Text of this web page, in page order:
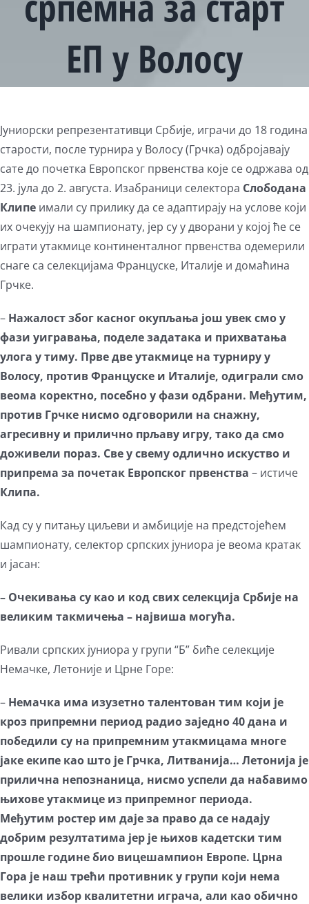
ЕП у Волосу
Јуниорски репрезентативци Србије, играчи до 18 година
старости, после турнира у Волосу (Грчка) одбројавају
сате до почетка Европског првенства које се одржава од
23. јула до 2. августа. Изабраници селектора Слободана
Клипе имали су прилику да се адаптирају на услове који
их очекују на шампионату, јер су у дворани у којој ће се
играти утакмице континенталног првенства одемерили
снаге са селекцијама Француске, Италије и домаћина
Грчке.
– Нажaлост због касног окупљања још увек смо у
фази уигравања, поделе задатака и прихватања
улога у тиму. Прве две утакмице на турниру у
Волосу, против Француске и Италије, одиграли смо
веома коректно, посебно у фази одбрани. Међутим,
против Грчке нисмо одговорили на снажну,
агресивну и прилично прљаву игру, тако да смо
доживели пораз. Све у свему одлично искуство и
припрема за почетак Европског првенства – истиче
Клипа.
Кад су у питању циљеви и амбиције на предстојећем
шампионату, селектор српских јуниора је веома кратак
и јасан:
– Очекивања су као и код свих селекција Србије на
великим такмичења – највиша могућа.
Ривали српских јуниора у групи “Б” биће селекције
Немачке, Летоније и Црне Горе:
– Немачка има изузетно талентован тим који је
кроз припремни период радио заједно 40 дана и
победили су на припремним утакмицама многе
јаке екипе као што је Грчка, Литванија… Летонија је
прилична непознаница, нисмо успели да набавимо
њихове утакмице из припремног периода.
Међутим ростер им даје за право да се надају
добрим резултатима јер је њихов кадетски тим
прошле године био вицешампион Европе. Црна
Гора је наш трећи противник у групи који нема
велики избор квалитетни играча, али као обично